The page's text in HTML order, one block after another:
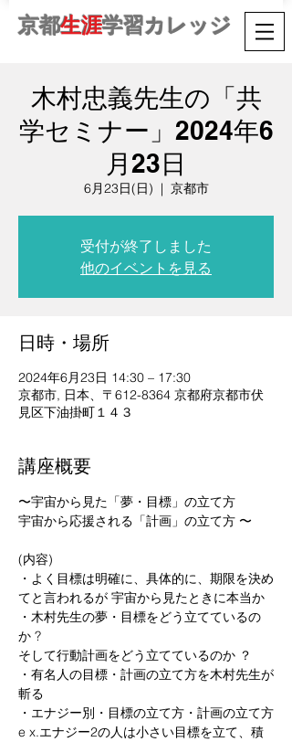
京都生涯学習カレッジ
木村忠義先生の「共
学セミナー」2024年6
月23日
6月23日(日)
  |
京都市
受付が終了しました
他のイベントを見る
日時・場所
2024年6月23日 14:30 – 17:30
京都市, 日本、〒612-8364 京都府京都市伏
見区下油掛町１４３
講座概要
〜宇宙から見た「夢・目標」の立て方
宇宙から応援される「計画」の立て方 〜
(内容)
・よく目標は明確に、具体的に、期限を決め
てと言われるが 宇宙から見たときに本当か
・木村先生の夢・目標をどう立てているの
か ?
そして行動計画をどう立てているのか ？
・有名人の目標・計画の立て方を木村先生が
斬る
・エナジー別・目標の立て方・計画の立て方
e x.エナジー2の人は小さい目標を立て、積